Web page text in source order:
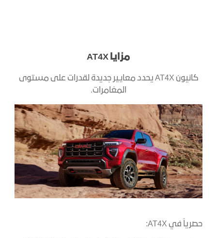
مزايا AT4X
كانيون AT4X يحدد معايير جديدة لقدرات على مستوى
المغامرات.
حصرياً في AT4X: